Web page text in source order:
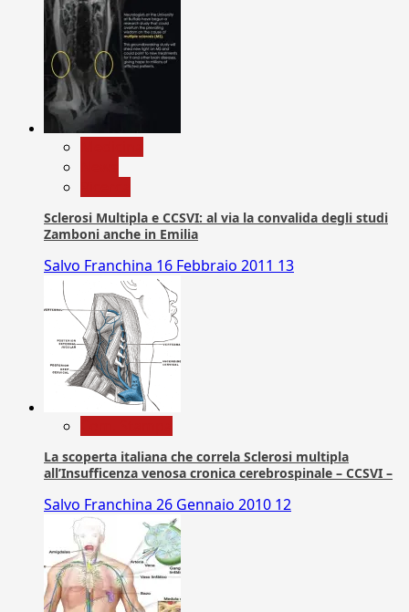
Sclerosi Multipla e CCSVI: al via la convalida degli studi
Zamboni anche in Emilia
Salvo Franchina 16 Febbraio 2011 13
La scoperta italiana che correla Sclerosi multipla
all’Insufficenza venosa cronica cerebrospinale – CCSVI –
Salvo Franchina 26 Gennaio 2010 12